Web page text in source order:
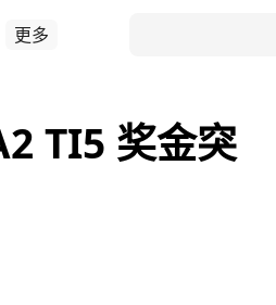
更多
TI5 奖金突